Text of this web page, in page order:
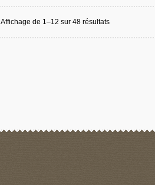
Affichage de 1–12 sur 48 résultats